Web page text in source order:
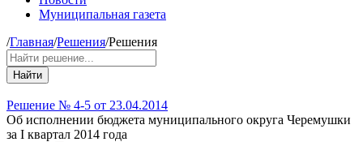
Муниципальная газета
/Главная/Решения/Решения
Найти
Решение № 4-5 от 23.04.2014
Об исполнении бюджета муниципального округа Черемушки
за I квартал 2014 года